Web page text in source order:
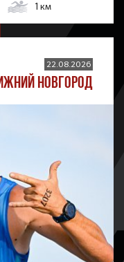
1 км
22.08.2026
НОВГОРОД